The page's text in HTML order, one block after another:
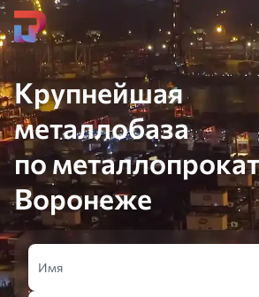
Крупнейшая
металлобаза
по
Воронеже
Имя